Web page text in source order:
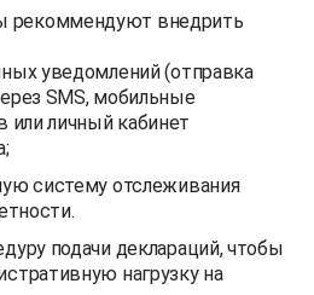
рекоммендуют внедрить
уведомлений (отправка
SMS, мобильные
или личный кабинет
систему отслеживания
подачи деклараций, чтобы
нагрузку на